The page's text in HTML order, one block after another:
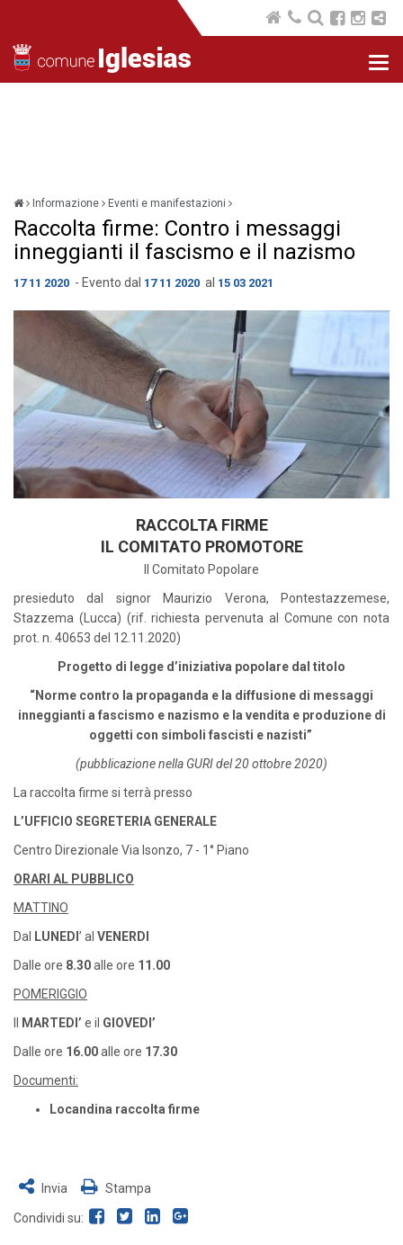
Informazione Eventi e manifestazioni
Raccolta firme: Contro i messaggi
inneggianti il fascismo e il nazismo
17 11 2020 - Evento dal 17 11 2020 al 15 03 2021
RACCOLTA FIRME
IL COMITATO PROMOTORE
Il Comitato Popolare
presieduto dal signor Maurizio Verona, Pontestazzemese,
Stazzema (Lucca) (rif. richiesta pervenuta al Comune con nota
prot. n. 40653 del 12.11.2020)
Progetto di legge d’iniziativa popolare dal titolo
“Norme contro la propaganda e la diffusione di messaggi
inneggianti a fascismo e nazismo e la vendita e produzione di
oggetti con simboli fascisti e nazisti”
(pubblicazione nella GURI del 20 ottobre 2020)
La raccolta firme si terrà presso
L’UFFICIO SEGRETERIA GENERALE
Centro Direzionale Via Isonzo, 7 - 1° Piano
ORARI AL PUBBLICO
MATTINO
Dal
LUNEDI ’ al VENERDI
Dalle ore 8.30alle ore 11.00
POMERIGGIO
MARTEDI’ e il GIOVEDI’
Dalle ore 16.00alle ore 17.30
Documenti:
Locandina raccolta firme
Invia Stampa
Condividi su: